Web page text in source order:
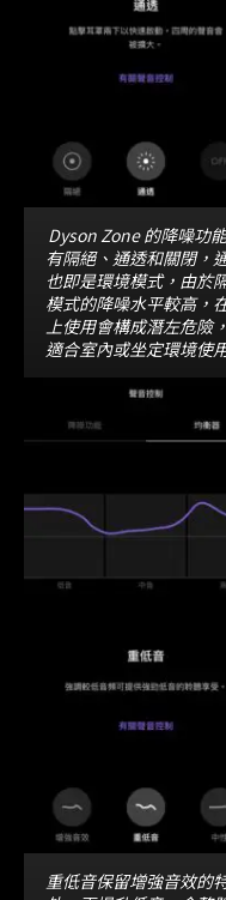
Dyson Zone 的降噪功
有隔絕、通透和關閉，
也即是環境模式，由於
模式的降噪水平較高，
上使用會構成潛左危險
適合室內或坐定環境使
重低音保留增強音效的